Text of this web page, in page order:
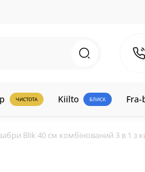
ЧИСТОТА Kiilto БЛИСК
Blik 40 см комбінований 3 в 1 з